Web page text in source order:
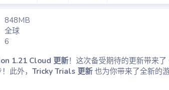
848MB
全球
6
1.21 Cloud 更新！这次备受期待的更新带来了
此外， Tricky Trials 更新 也为你带来了全新的